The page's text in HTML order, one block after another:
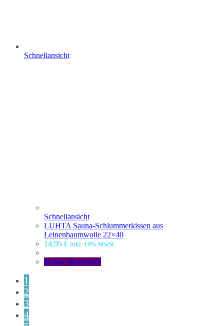
Schnellansicht
Schnellansicht
LUHTA Sauna-Schlummerkissen aus
Leinenbaumwolle 22×40
14,95 € inkl. 19% MwSt.
In den Warenkorb
1
2
3
4